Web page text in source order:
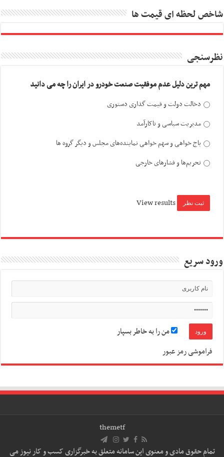
شاخص لحظه ای قیمت ها
نظرسنجی
مهم ترین دلیل عدم موفقیت صنعت خودرو در ایران را چه می دانید
دخالت دولت و قیمت گذاری دستوری
مدیریت سیاسی و ناکارآمد
باج خواهی و سهم خواهی نماینده‌های مجلس و دیگر گروه ها
تحریم‌ها و فشارهای خارجی
View results
ورود سریع
من را به خاطر بسپار
فراموشی رمز عبور
themetf
تمام حقوق مادی و معنوی این سامانه متعلق به خبرگزاری کسب و کار نیوز می